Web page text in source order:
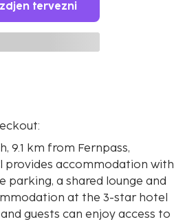
tervezni
9.1 km from Fernpass,
provides accommodation with
parking, a shared lounge and
at the 3-star hotel
guests can enjoy access to